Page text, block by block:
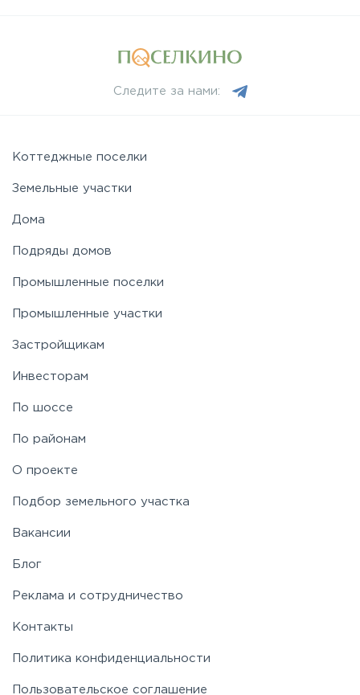
Следите за нами:
Коттеджные поселки
Земельные участки
Дома
Подряды домов
Промышленные поселки
Промышленные участки
Застройщикам
Инвесторам
По шоссе
По районам
О проекте
Подбор земельного участка
Вакансии
Блог
Реклама и сотрудничество
Контакты
Политика конфиденциальности
Пользовательское соглашение